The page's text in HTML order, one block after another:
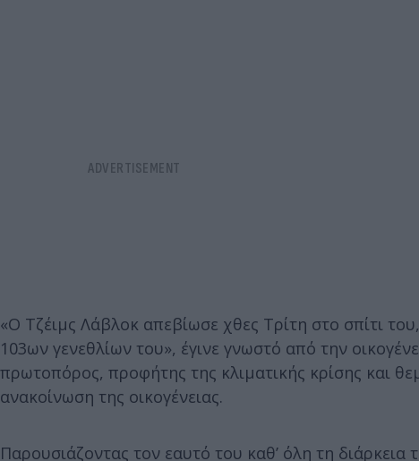
«Ο Τζέιμς Λάβλοκ απεβίωσε χθες Τρίτη στο σπίτι
103ων γενεθλίων του», έγινε γνωστό από την
πρωτοπόρος, προφήτης της κλιματικής κρίσης και
ανακοίνωση της οικογένειας.
Παρουσιάζοντας τον εαυτό του καθ’ όλη τη